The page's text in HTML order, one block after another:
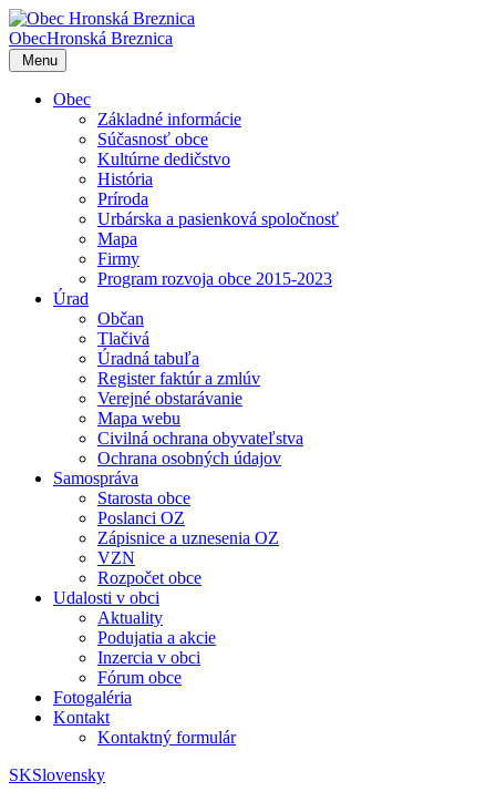
ObecHronská Breznica
Menu
Obec
Základné informácie
Súčasnosť obce
Kultúrne dedičstvo
História
Príroda
Urbárska a pasienková spoločnosť
Mapa
Firmy
Program rozvoja obce 2015-2023
Úrad
Občan
Tlačivá
Úradná tabuľa
Register faktúr a zmlúv
Verejné obstarávanie
Mapa webu
Civilná ochrana obyvateľstva
Ochrana osobných údajov
Samospráva
Starosta obce
Poslanci OZ
Zápisnice a uznesenia OZ
VZN
Rozpočet obce
Udalosti v obci
Aktuality
Podujatia a akcie
Inzercia v obci
Fórum obce
Fotogaléria
Kontakt
Kontaktný formulár
SKSlovensky